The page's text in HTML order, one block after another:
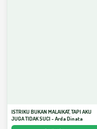
ISTRIKU BUKAN MALAIKAT, TAPI AKU
JUGA TIDAK SUCI - Arda Dinata